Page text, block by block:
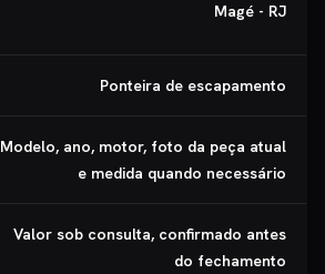
Magé - RJ
Ponteira de escapamento
Modelo, ano, motor, foto da peça atual
e medida quando necessário
Valor sob consulta, confirmado antes
do fechamento